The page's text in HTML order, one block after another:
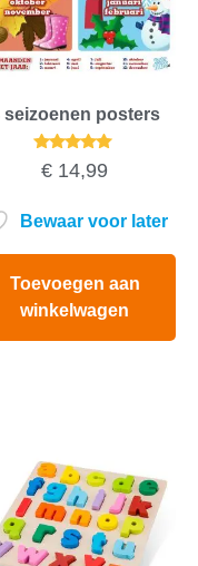
seizoenen posters
Gewaardeerd
5.00
€ 14,99
Bewaar voor later
Toevoegen aan
winkelwagen